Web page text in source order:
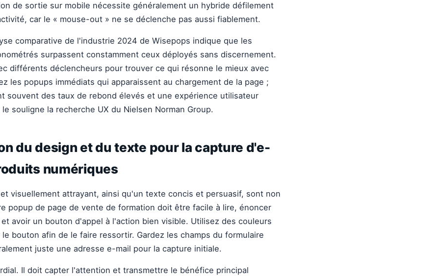
de sortie sur mobile nécessite généralement un hybride défilement
car le « mouse-out » ne se déclenche pas aussi fiablement.
comparative de l'industrie 2024 de Wisepops indique que les
surpassent constamment ceux déployés sans discernement.
différents déclencheurs pour trouver ce qui résonne le mieux avec
les popups immédiats qui apparaissent au chargement de la page ;
souvent des taux de rebond élevés et une expérience utilisateur
souligne la recherche UX du Nielsen Norman Group.
du design et du texte pour la capture d'e-
numériques
visuellement attrayant, ainsi qu'un texte concis et persuasif, sont non
popup de page de vente de formation doit être facile à lire, énoncer
avoir un bouton d'appel à l'action bien visible. Utilisez des couleurs
bouton afin de le faire ressortir. Gardez les champs du formulaire
juste une adresse e-mail pour la capture initiale.
Il doit capter l'attention et transmettre le bénéfice principal